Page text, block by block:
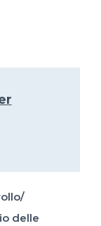
delle